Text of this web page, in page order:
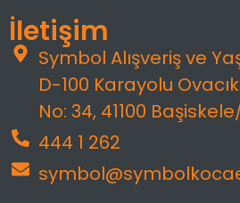
İletişim
Symbol Alışveriş ve
D-100 Karayolu
No: 34, 41100
444 1 262